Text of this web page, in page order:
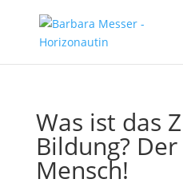
Was ist das
Bildung?
Mensch!